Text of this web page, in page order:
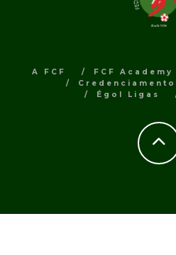
A FCF FCF Academy
Credenciamento
Égol Ligas